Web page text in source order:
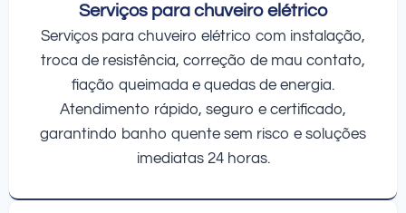
Serviços para chuveiro elétrico
Serviços para chuveiro elétrico com instalação,
troca de resistência, correção de mau contato,
fiação queimada e quedas de energia.
Atendimento rápido, seguro e certificado,
garantindo banho quente sem risco e soluções
imediatas 24 horas.